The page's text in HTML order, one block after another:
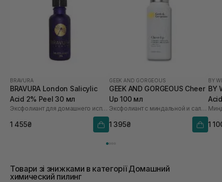
BRAVURA
BRAVURA London Salicylic
Acid 2% Peel 30 мл
Эксфолиант для домашнего использования с салициловой кислотой 2%
1 455₴
GEEK AND GORGEOUS
GEEK AND GORGEOUS Cheer
Up 100 мл
Эксфолиант с миндальной и салициловой кислотами
1 395₴
BY
BY
1
Товари зі знижками в категорії Домашний
химический пилинг